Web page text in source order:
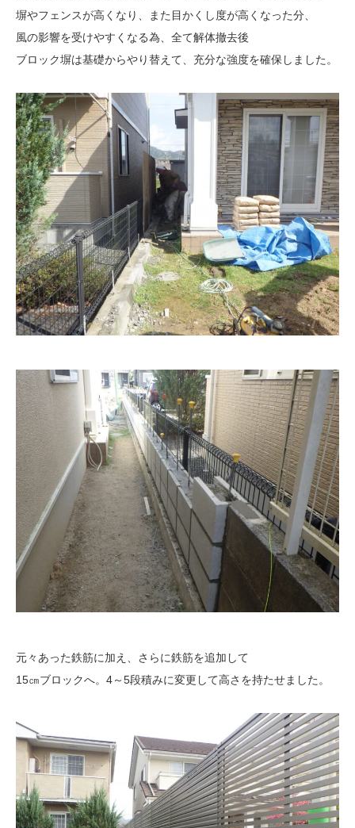
塀やフェンスが高くなり、また目かくし度が高くなった分、
風の影響を受けやすくなる為、全て解体撤去後
ブロック塀は基礎からやり替えて、充分な強度を確保しました。
元々あった鉄筋に加え、さらに鉄筋を追加して
15㎝ブロックへ。4～5段積みに変更して高さを持たせました。